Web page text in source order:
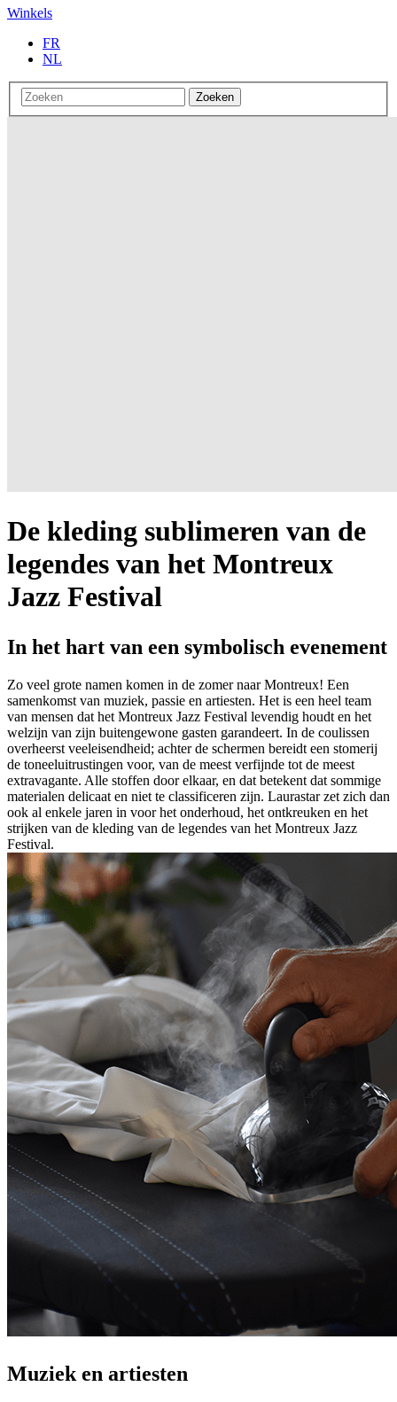
Winkels
FR
NL
Zoeken
De kleding sublimeren van de
legendes van het Montreux
Jazz Festival
In het hart van een symbolisch evenement
Zo veel grote namen komen in de zomer naar Montreux! Een
samenkomst van muziek, passie en artiesten. Het is een heel team
van mensen dat het Montreux Jazz Festival levendig houdt en het
welzijn van zijn buitengewone gasten garandeert. In de coulissen
overheerst veeleisendheid; achter de schermen bereidt een stomerij
de toneeluitrustingen voor, van de meest verfijnde tot de meest
extravagante. Alle stoffen door elkaar, en dat betekent dat sommige
materialen delicaat en niet te classificeren zijn. Laurastar zet zich dan
ook al enkele jaren in voor het onderhoud, het ontkreuken en het
strijken van de kleding van de legendes van het Montreux Jazz
Festival.
Muziek en artiesten